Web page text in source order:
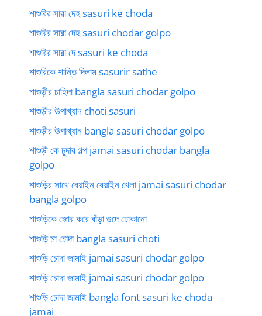
শাশুরির সারা দেহ sasuri ke choda
শাশুরির সারা দেহ sasuri chodar golpo
শাশুরির সারা দে sasuri ke choda
শাশুরিকে শান্তি দিলাম sasurir sathe
শাশুড়ীর চাহিদা bangla sasuri chodar golpo
শাশুড়ীর ঊপাখ্যান choti sasuri
শাশুড়ীর ঊপাখ্যান bangla sasuri chodar golpo
শাশুড়ী কে চুদার গল্প jamai sasuri chodar bangla
golpo
শাশুড়ির সাথে বেয়াইন বেয়াইন খেলা jamai sasuri chodar
bangla golpo
শাশুড়িকে জোর করে বাঁড়া গুদে ঢোকানো
শাশুড়ি মা চোদা bangla sasuri choti
শাশুড়ি চোদা জামাই jamai sasuri chodar golpo
শাশুড়ি চোদা জামাই jamai sasuri chodar golpo
শাশুড়ি চোদা জামাই bangla font sasuri ke choda
jamai